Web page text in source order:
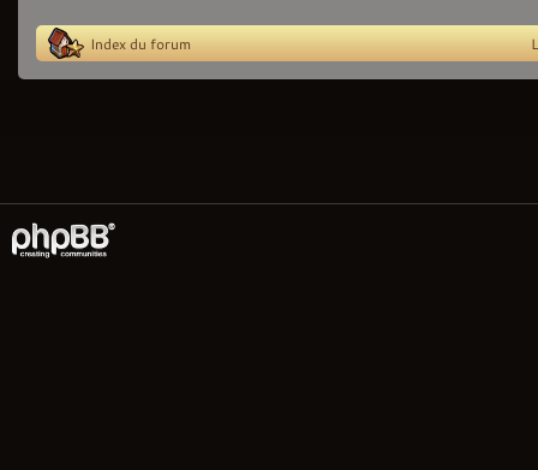
Index du forum